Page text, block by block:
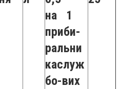
на 1
приби-
ральни
каслуж
бо-вих